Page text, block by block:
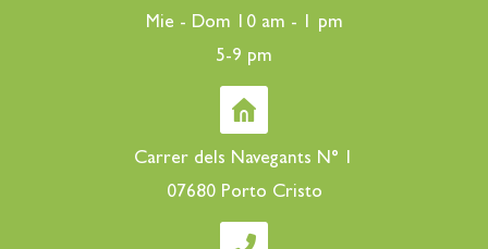
Mie - Dom 10 am - 1 pm
5-9 pm
Carrer dels Navegants N° 1
07680 Porto Cristo